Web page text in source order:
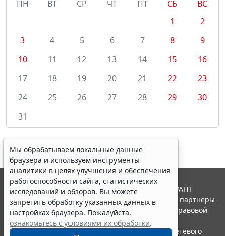
ПН
ВТ СР ЧТ ПТ СБ
ВС
1
2
3
4 5 6 7 8
9
10
11 12 13 14 15
16
17
18 19 20 21 22
23
24
25 26 27 28 29
30
31
Мы обрабатываем локальные данные
браузера и используем инструменты
аналитики в целях улучшения и обеспечения
работоспособности сайта, статистических
исследований и обзоров. Вы можете
запретить обработку указанных данных в
настройках браузера. Пожалуйста,
ознакомьтесь с условиями их обработки.
© ООО "НПП "ГАРАНТ-СЕРВИС", 2026. Система ГАРАНТ
выпускается с 1990 года. Компания "Гарант" и ее партнеры
являются участниками Российской ассоциации правовой
информации ГАРАНТ.
Портал ГАРАНТ.РУ зарегистрирован в качестве сетевого